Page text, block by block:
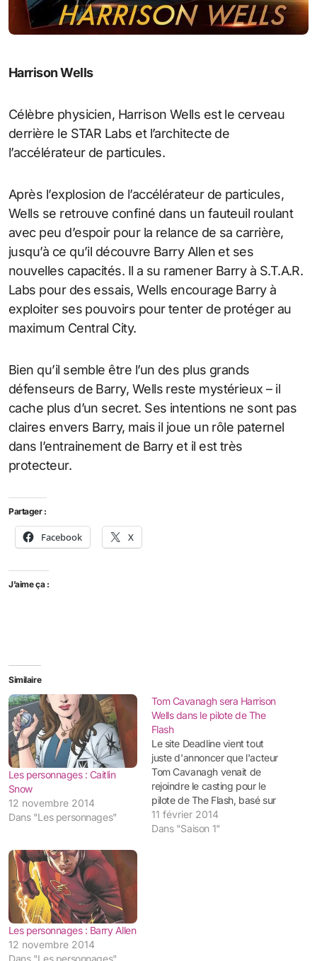
Harrison Wells
Célèbre physicien, Harrison Wells est le cerveau
derrière le STAR Labs et l’architecte de
l’accélérateur de particules.
Après l’explosion de l’accélérateur de particules,
Wells se retrouve confiné dans un fauteuil roulant
avec peu d’espoir pour la relance de sa carrière,
jusqu’à ce qu’il découvre Barry Allen et ses
nouvelles capacités. Il a su ramener Barry à S.T.A.R.
Labs pour des essais, Wells encourage Barry à
exploiter ses pouvoirs pour tenter de protéger au
maximum Central City.
Bien qu’il semble être l’un des plus grands
défenseurs de Barry, Wells reste mystérieux – il
cache plus d’un secret. Ses intentions ne sont pas
claires envers Barry, mais il joue un rôle paternel
dans l’entrainement de Barry et il est très
protecteur.
Partager :
Facebook X
J’aime ça :
Similaire
Les personnages : Caitlin
Snow
12 novembre 2014
Dans "Les personnages"
Tom Cavanagh sera Harrison
Wells dans le pilote de The
Flash
Le site Deadline vient tout
juste d'annoncer que l'acteur
Tom Cavanagh venait de
rejoindre le casting pour le
pilote de The Flash, basé sur
DC Comics. Le projet, entre
Warner Bros TV et Berlanti
11 février 2014
Dans "Saison 1"
Les personnages : Barry Allen
12 novembre 2014